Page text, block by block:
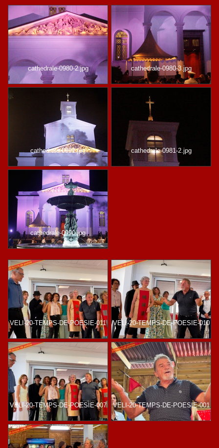
cathedrale-0980-2.jpg cathedrale-0980-3.jpg
cathedrale-0991.jpg cathedrale-0981-2.jpg
cathedrale-0990.jpg
VELI-20-TEMPS-DE-POESIE-011 VELI-20-TEMPS-DE-POESIE-010
VELI-20-TEMPS-DE-POESIE-007 VELI-20-TEMPS-DE-POESIE-001